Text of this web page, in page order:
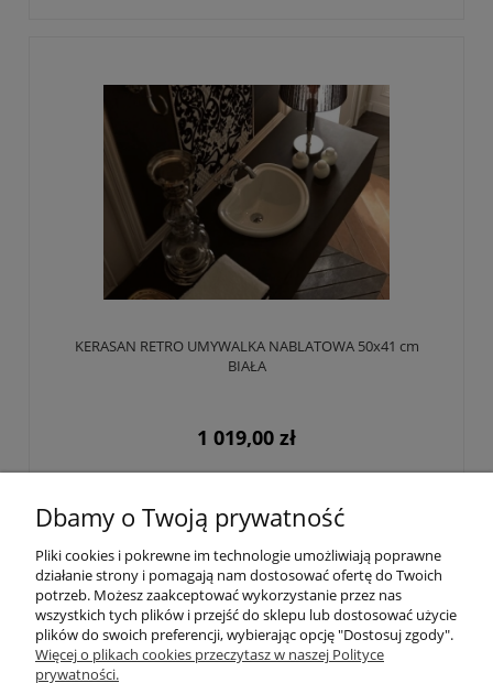
KERASAN RETRO UMYWALKA NABLATOWA 50x41 cm
BIAŁA
1 019,00 zł
« 1 2 »
POLECANE POZYCJE
Dbamy o Twoją prywatność
Pliki cookies i pokrewne im technologie umożliwiają poprawne
działanie strony i pomagają nam dostosować ofertę do Twoich
potrzeb. Możesz zaakceptować wykorzystanie przez nas
wszystkich tych plików i przejść do sklepu lub dostosować użycie
plików do swoich preferencji, wybierając opcję "Dostosuj zgody".
Więcej o plikach cookies przeczytasz w naszej Polityce
prywatności.